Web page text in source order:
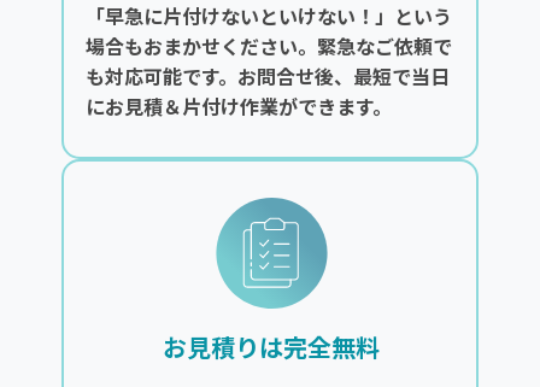
「早急に片付けないといけない！」という
場合もおまかせください。緊急なご依頼で
も対応可能です。お問合せ後、最短で当日
にお見積＆片付け作業ができます。
お見積りは完全無料